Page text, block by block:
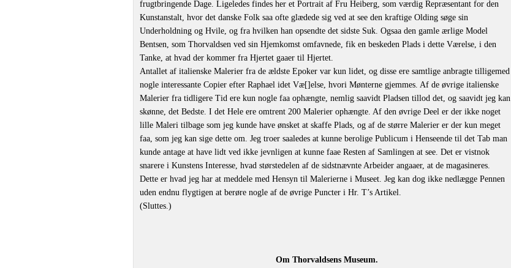
frugtbringende Dage. Ligeledes findes her et Portrait af Fru Heiberg, som værdig Repræsentant for den
Kunstanstalt, hvor det danske Folk saa ofte glædede sig ved at see den kraftige Olding søge sin
Underholdning og Hvile, og fra hvilken han opsendte det sidste Suk. Ogsaa den gamle ærlige Model
Bentsen, som Thorvaldsen ved sin Hjemkomst omfavnede, fik en beskeden Plads i dette Værelse, i den
Tanke, at hvad der kommer fra Hjertet gaaer til Hjertet.
Antallet af italienske Malerier fra de ældste Epoker var kun lidet, og disse ere samtlige anbragte tilligemed
nogle interessante Copier efter Raphael idet Væ[]else, hvori Mønterne gjemmes. Af de øvrige italienske
Malerier fra tidligere Tid ere kun nogle faa ophængte, nemlig saavidt Pladsen tillod det, og saavidt jeg kan
skønne, det Bedste. I det Hele ere omtrent 200 Malerier ophængte. Af den øvrige Deel er der ikke noget
lille Maleri tilbage som jeg kunde have ønsket at skaffe Plads, og af de større Malerier er der kun meget
faa, som jeg kan sige dette om. Jeg troer saaledes at kunne berolige Publicum i Henseende til det Tab man
kunde antage at have lidt ved ikke jevnligen at kunne faae Resten af Samlingen at see. Det er vistnok
snarere i Kunstens Interesse, hvad størstedelen af de sidstnævnte Arbeider angaaer, at de magasineres.
Dette er hvad jeg har at meddele med Hensyn til Malerierne i Museet. Jeg kan dog ikke nedlægge Pennen
uden endnu flygtigen at berøre nogle af de øvrige Puncter i Hr. T’s Artikel.
(Sluttes.)
Om Thorvaldsens Museum.